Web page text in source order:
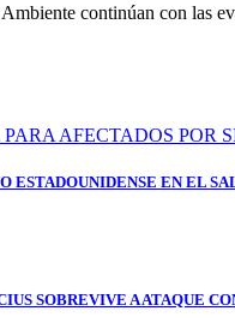
continúan con las
EN EL
SOBREVIVE A ATAQUE